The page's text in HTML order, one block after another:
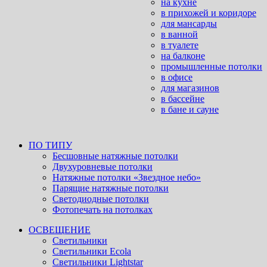
на кухне
в прихожей и коридоре
для мансарды
в ванной
в туалете
на балконе
промышленные потолки
в офисе
для магазинов
в бассейне
в бане и сауне
ПО ТИПУ
Бесшовные натяжные потолки
Двухуровневые потолки
Натяжные потолки «Звездное небо»
Парящие натяжные потолки
Светодиодные потолки
Фотопечать на потолках
ОСВЕЩЕНИЕ
Светильники
Светильники Ecola
Светильники Lightstar